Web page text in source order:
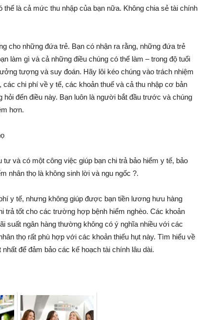
là cả mức thu nhập của bạn nữa. Không chia sẻ tài chính
cho những đứa trẻ. Bạn có nhận ra rằng, những đứa trẻ
làm gì và cả những điều chúng có thể làm – trong độ tuổi
tượng và suy đoán. Hãy lôi kéo chúng vào trách nhiệm
chi phí về y tế, các khoản thuế và cả thu nhập cơ bản
hỏi đến điều này. Bạn luôn là người bắt đầu trước và chúng
hơn.
tư và có một công việc giúp bạn chi trả bảo hiểm y tế, bảo
nhân thọ là không sinh lời và ngu ngốc ?.
y tế, nhưng không giúp được bạn tiền lương hưu hàng
trả tốt cho các trường hợp bệnh hiểm nghèo. Các khoản
suất ngân hàng thường không có ý nghĩa nhiều với các
thọ rất phù hợp với các khoản thiếu hụt này. Tìm hiểu về
để đảm bảo các kế hoạch tài chính lâu dài.